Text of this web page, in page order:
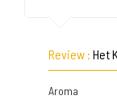
Review : Het
Aroma